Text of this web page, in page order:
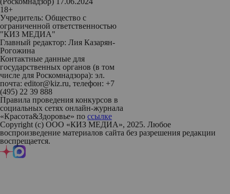
18+
Учредитель: Общество с
ограниченной ответственностью
"КИЗ МЕДИА"
Главный редактор: Лия Казарян-
Рогожина
Контактные данные для
государственных органов (в том
числе для Роскомнадзора): эл.
почта: editor@kiz.ru, телефон: +7
(495) 22 39 888
Правила проведения конкурсов в
социальных сетях онлайн-журнала
«Красота&Здоровье» по ссылке
Copyright (с) ООО «КИЗ МЕДИА», 2025. Любое
воспроизведение материалов сайта без разрешения редакции
воспрещается.